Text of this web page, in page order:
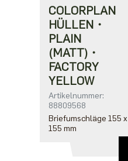
COLORPLAN
HÜLLEN・
PLAIN
(MATT)・
FACTORY
YELLOW
Artikelnummer:
88809568
Briefumschläge 155 x
155 mm